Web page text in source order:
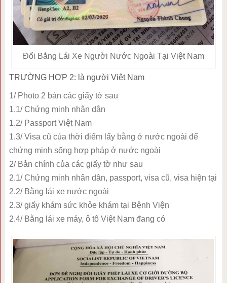
Đổi Bằng Lái Xe Người Nước Ngoài Tại Việt Nam
TRƯỜNG HỢP 2: là người Việt Nam
1/ Photo 2 bản các giấy tờ sau
1.1/ Chứng minh nhân dân
1.2/ Passport Việt Nam
1.3/ Visa cũ của thời điểm lấy bằng ở nước ngoài để
chứng minh sống hợp pháp ở nước ngoài
2/ Bản chính của các giấy tờ như sau
2.1/ Chứng minh nhân dân, passport, visa cũ, visa hiện tại
2.2/ Bằng lái xe nước ngoài
2.3/ giấy khám sức khỏe khám tại Bệnh Viện
2.4/ Bằng lái xe máy, ô tô Việt Nam đang có